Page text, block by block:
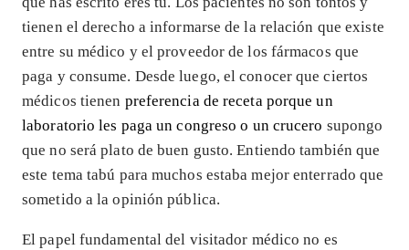
tienen el derecho a informarse de la relación que existe
entre su médico y el proveedor de los fármacos que
paga y consume. Desde luego, el conocer que ciertos
médicos tienen preferencia de receta porque un
laboratorio les paga un congreso o un crucero supongo
que no será plato de buen gusto. Entiendo también que
este tema tabú para muchos estaba mejor enterrado que
sometido a la opinión pública.
El papel fundamental del visitador médico no es